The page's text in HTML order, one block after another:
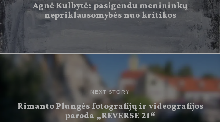
Agnė Kulbytė: pasigendu menininkų
nepriklausomybės nuo kritikos
NEXT STORY
Rimanto Plungės fotografijų ir videografijos
paroda „REVERSE 21“